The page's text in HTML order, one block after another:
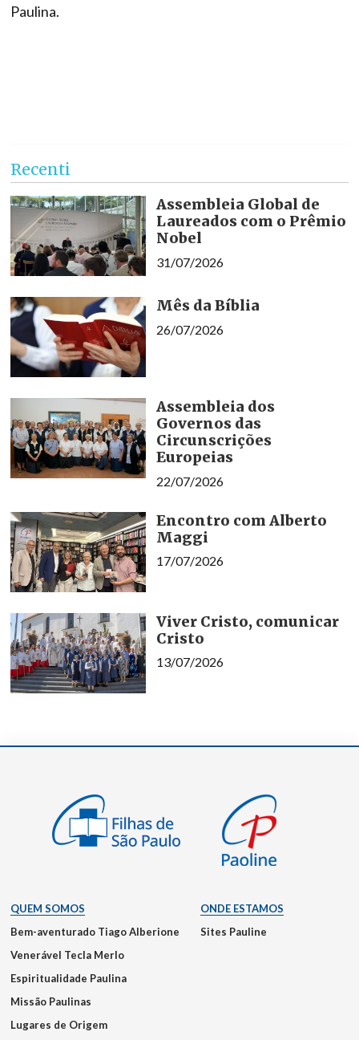
Paulina.
Recenti
Assembleia Global de
Laureados com o Prêmio
Nobel
31/07/2026
Mês da Bíblia
26/07/2026
Assembleia dos
Governos das
Circunscrições
Europeias
22/07/2026
Encontro com Alberto
Maggi
17/07/2026
Viver Cristo, comunicar
Cristo
13/07/2026
QUEM SOMOS
Bem-aventurado Tiago Alberione
Venerável Tecla Merlo
Espiritualidade Paulina
Missão Paulinas
Lugares de Origem
ONDE ESTAMOS
Sites Pauline